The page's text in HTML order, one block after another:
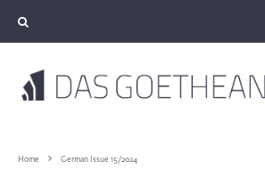
Home German Issue 15/2024